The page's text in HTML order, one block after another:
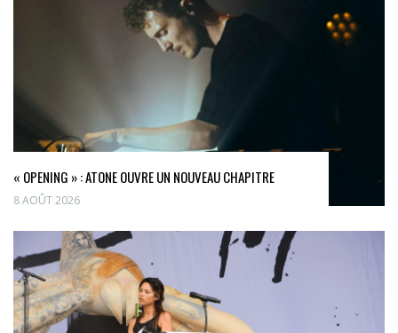
« OPENING » : ATONE OUVRE UN NOUVEAU CHAPITRE
8 AOÛT 2026